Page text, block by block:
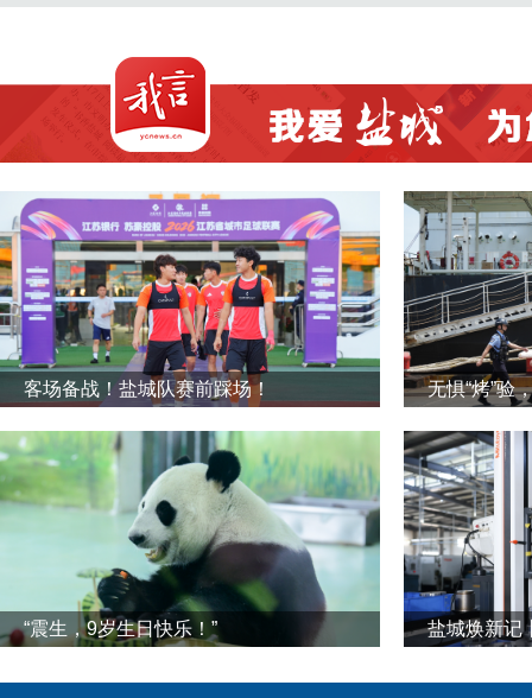
客场备战！盐城队赛前踩场！ 无惧“烤”验
“震生，9岁生日快乐！”